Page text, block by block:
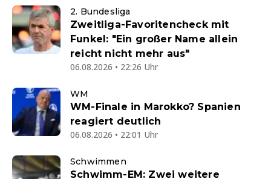
2. Bundesliga
Zweitliga-Favoritencheck mit
Funkel: "Ein großer Name allein
reicht nicht mehr aus"
06.08.2026 • 22:26 Uhr
WM
WM-Finale in Marokko? Spanien
reagiert deutlich
06.08.2026 • 22:01 Uhr
Schwimmen
Schwimm-EM: Zwei weitere